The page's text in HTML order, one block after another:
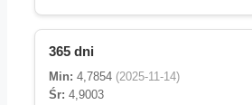
365 dni
Min: 4,7854 (2025-11-14)
Śr: 4,9003